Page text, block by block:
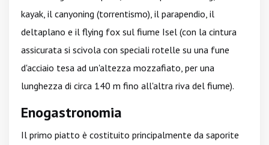
kayak, il canyoning (torrentismo), il parapendio, il
deltaplano e il flying fox sul fiume Isel (con la cintura
assicurata si scivola con speciali rotelle su una fune
d'acciaio tesa ad un'altezza mozzafiato, per una
lunghezza di circa 140 m fino all'altra riva del fiume).
Enogastronomia
Il primo piatto è costituito principalmente da saporite